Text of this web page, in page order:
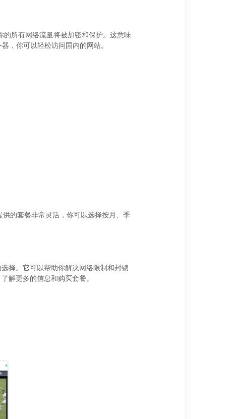
所有网络流量将被加密和保护。这意味
，你可以轻松访问国内的网站。
的套餐非常灵活，你可以选择按月、季
择。它可以帮助你解决网络限制和封锁
解更多的信息和购买套餐。